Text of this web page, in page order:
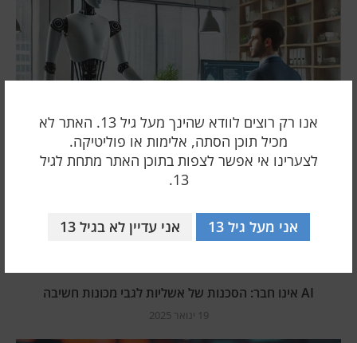
אנו רק רוצים לוודא שהינך מעל גיל 13. האתר לא
מכיל תוכן הסתה, אלימות או פוליטיקה.
לצערינו אי אפשר לצפות בתוכן האתר מתחת לגיל
13.
אני מעל גיל 13 אני עדיין לא בגיל 13
AI אינו חבר: הסכנות של אשליות לגבי מכונות חשיבה
19 ינואר 2025